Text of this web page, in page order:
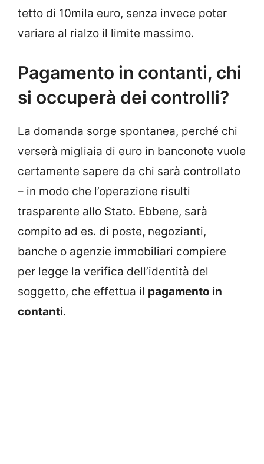
tetto di 10mila euro, senza invece poter
variare al rialzo il limite massimo.
Pagamento in contanti, chi
si occuperà dei controlli?
La domanda sorge spontanea, perché chi
verserà migliaia di euro in banconote vuole
certamente sapere da chi sarà controllato
– in modo che l’operazione risulti
trasparente allo Stato. Ebbene, sarà
compito ad es. di poste, negozianti,
banche o agenzie immobiliari compiere
per legge la verifica dell’identità del
soggetto, che effettua il pagamento in
contanti.